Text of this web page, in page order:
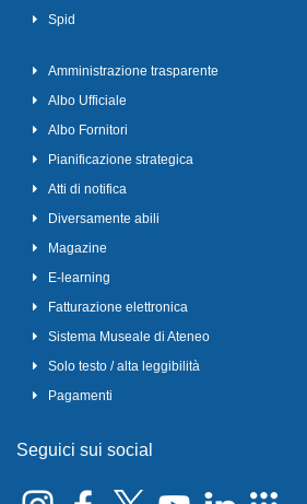
Spid
Amministrazione trasparente
Albo Ufficiale
Albo Fornitori
Pianificazione strategica
Atti di notifica
Diversamente abili
Magazine
E-learning
Fatturazione elettronica
Sistema Museale di Ateneo
Solo testo / alta leggibilità
Pagamenti
Seguici sui social